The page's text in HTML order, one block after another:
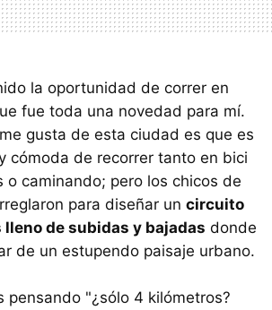
la oportunidad de correr en
fue toda una novedad para mí.
gusta de esta ciudad es que es
cómoda de recorrer tanto en bici
o caminando; pero los chicos de
para diseñar un circuito
de subidas y bajadas donde
de un estupendo paisaje urbano.
pensando "¿sólo 4 kilómetros?